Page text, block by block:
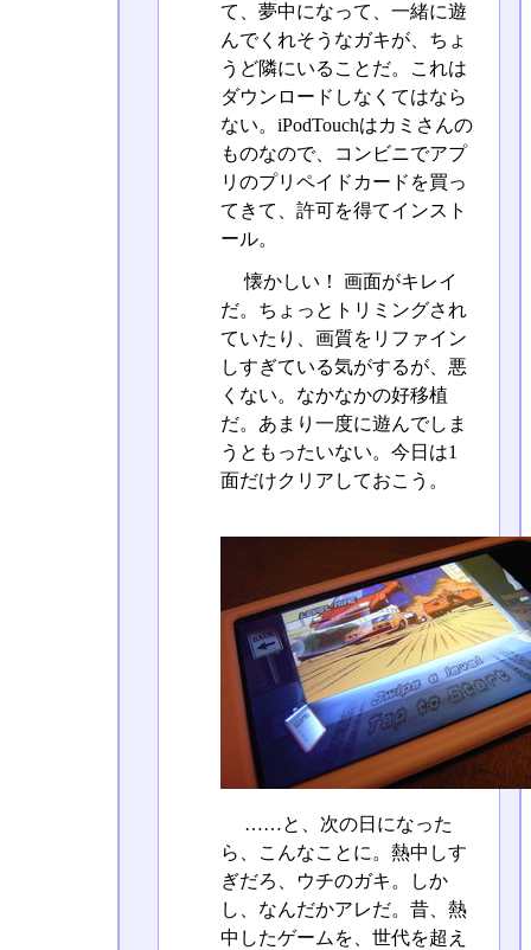
て、夢中になって、一緒に遊
んでくれそうなガキが、ちょ
うど隣にいることだ。これは
ダウンロードしなくてはなら
ない。iPodTouchはカミさんの
ものなので、コンビニでアプ
リのプリペイドカードを買っ
てきて、許可を得てインスト
ール。
懐かしい！ 画面がキレイ
だ。ちょっとトリミングされ
ていたり、画質をリファイン
しすぎている気がするが、悪
くない。なかなかの好移植
だ。あまり一度に遊んでしま
うともったいない。今日は1
面だけクリアしておこう。
……と、次の日になった
ら、こんなことに。熱中しす
ぎだろ、ウチのガキ。しか
し、なんだかアレだ。昔、熱
中したゲームを、世代を超え